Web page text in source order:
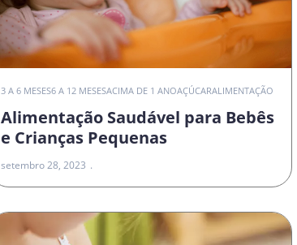
3 A 6 MESES6 A 12 MESESACIMA DE 1 ANOAÇÚCARALIMENTAÇÃO
Alimentação Saudável para Bebês
e Crianças Pequenas
setembro 28, 2023